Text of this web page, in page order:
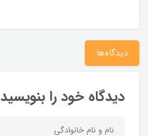
دیدگاه‌ها
دیدگاه خود را بنویسید